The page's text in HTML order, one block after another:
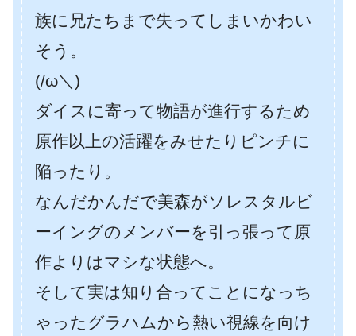
族に兄たちまで失ってしまいかわい
そう。
(/ω＼)
ダイスに寄って物語が進行するため
原作以上の活躍をみせたりピンチに
陥ったり。
なんだかんだで美森がソレスタルビ
ーイングのメンバーを引っ張って原
作よりはマシな状態へ。
そして実は知り合ってことになっち
ゃったグラハムから熱い視線を向け